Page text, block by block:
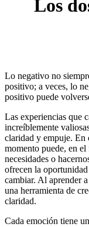
Los
Lo negativo no
positivo; a veces, lo
positivo puede
Las experiencias que
increíblemente
claridad y empuje. En
momento puede, en el
necesidades o
ofrecen la
cambiar. Al aprender
una herramienta de
claridad.
Cada emoción tiene